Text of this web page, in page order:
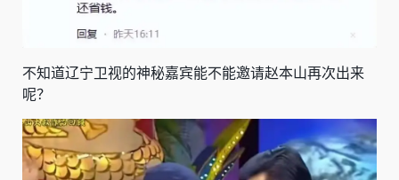
不知道辽宁卫视的神秘嘉宾能不能邀请赵本山再次出来
呢？